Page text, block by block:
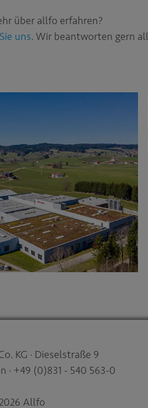
über allfo erfahren?
uns. Wir beantworten gern
KG · Dieselstraße 9
· +49 (0)831 - 540 563-0
Allfo